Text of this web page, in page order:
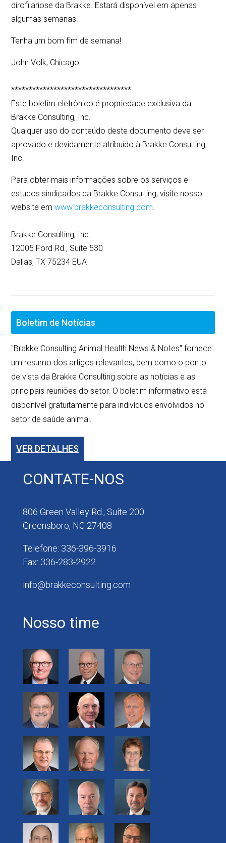
dirofilariose da Brakke. Estará disponível em apenas
algumas semanas.
Tenha um bom fim de semana!
John Volk, Chicago
**********************************
Este boletim eletrônico é propriedade exclusiva da
Brakke Consulting, Inc.
Qualquer uso do conteúdo deste documento deve ser
aprovado e devidamente atribuído à Brakke Consulting,
Inc.
Para obter mais informações sobre os serviços e
estudos sindicados da Brakke Consulting, visite nosso
website emwww.brakkeconsulting.com.
Brakke Consulting, Inc.
12005 Ford Rd., Suite 530
Dallas, TX 75234 EUA
Boletim de Notícias
"Brakke Consulting Animal Health News & Notes" fornece
um resumo dos artigos relevantes, bem como o ponto
de vista da Brakke Consulting sobre as notícias e as
principais reuniões do setor. O boletim informativo está
disponível gratuitamente para indivíduos envolvidos no
setor de saúde animal.
VER DETALHES
CONTATE-NOS
806 Green Valley Rd., Suíte 200
Greensboro, NC 27408
Telefone: 336-396-3916
Fax: 336-283-2922
info@brakkeconsulting.com
Nosso time